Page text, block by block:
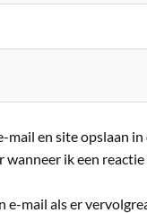
mail en site opslaan
wanneer ik een reactie
e-mail als er